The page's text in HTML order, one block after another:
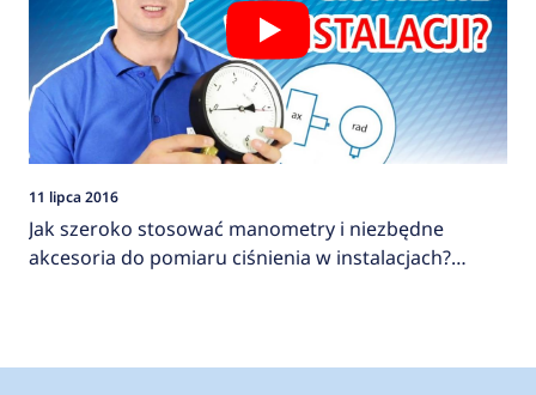
11 lipca 2016
Jak szeroko stosować manometry i niezbędne
akcesoria do pomiaru ciśnienia w instalacjach?